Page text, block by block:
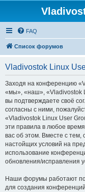
FAQ
Список форумов
Vladivostok Linux
Заходя на конференцию
«мы», «наш», «Vladivostok
вы подтверждаете своё
согласны с ними,
«Vladivostok Linux User
эти правила в любое
вас об этом. Вместе с тем,
настойщих условий на
использование
обновления/исправления
Наши форумы работают
для создания